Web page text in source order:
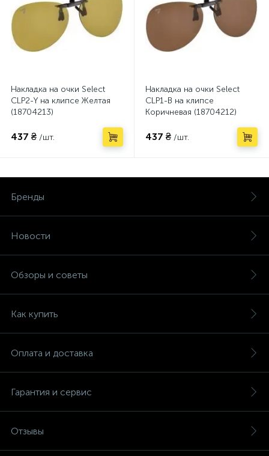
Накладка на очки Select
CLP2-Y на клипсе Желтая
(18704213)
437 ₴ /шт.
Накладка на очки Select
CLP1-B на клипсе
Коричневая (18704212)
437 ₴ /шт.
Бренды
Новости
Обзоры и советы
Как купить
Оплата и доставка
Гарантия и сервис
Отзывы